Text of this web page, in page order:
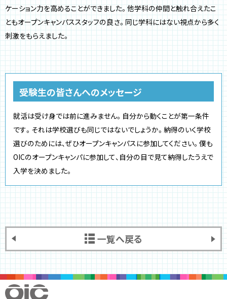
ケーション力を高めることができました。他学科の仲間と触れ合えたこ
ともオープンキャンパススタッフの良さ。同じ学科にはない視点から多く
刺激をもらえました。
受験生の皆さんへのメッセージ
就活は受け身では前に進みません。自分から動くことが第一条件
です。それは学校選びも同じではないでしょうか。納得のいく学校
選びのためには、ぜひオープンキャンパスに参加してください。僕も
OICのオープンキャンパに参加して、自分の目で見て納得したうえで
入学を決めました。
一覧へ戻る